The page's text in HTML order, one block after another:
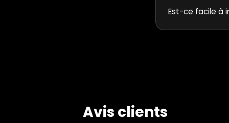
Est-ce facile à
Avis clients